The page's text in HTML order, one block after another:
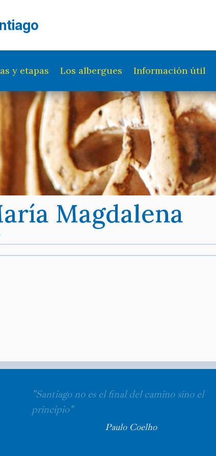
y etapas Los albergues Información útil
Magdalena
"Santiago no es el final del camino sino el
principio"
Paulo Coelho